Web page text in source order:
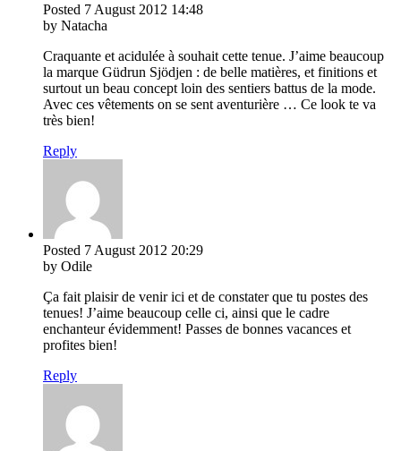
Posted 7 August 2012 14:48
by Natacha
Craquante et acidulée à souhait cette tenue. J’aime beaucoup
la marque Güdrun Sjödjen : de belle matières, et finitions et
surtout un beau concept loin des sentiers battus de la mode.
Avec ces vêtements on se sent aventurière … Ce look te va
très bien!
Reply
Posted 7 August 2012 20:29
by Odile
Ça fait plaisir de venir ici et de constater que tu postes des
tenues! J’aime beaucoup celle ci, ainsi que le cadre
enchanteur évidemment! Passes de bonnes vacances et
profites bien!
Reply